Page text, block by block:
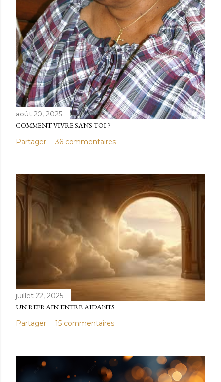
août 20, 2025
COMMENT VIVRE SANS TOI ?
Partager
36 commentaires
juillet 22, 2025
UN REFRAIN ENTRE AIDANTS
Partager
15 commentaires